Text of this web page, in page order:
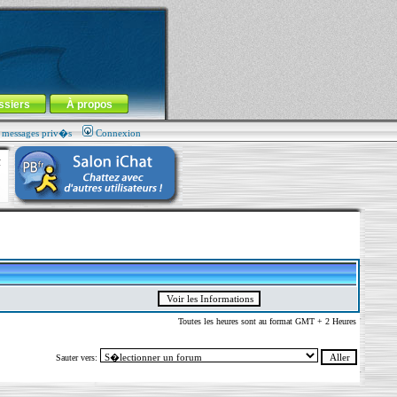
À propos
priv�s Connexion
Toutes les heures sont au format GMT + 2 Heures
Sauter vers: